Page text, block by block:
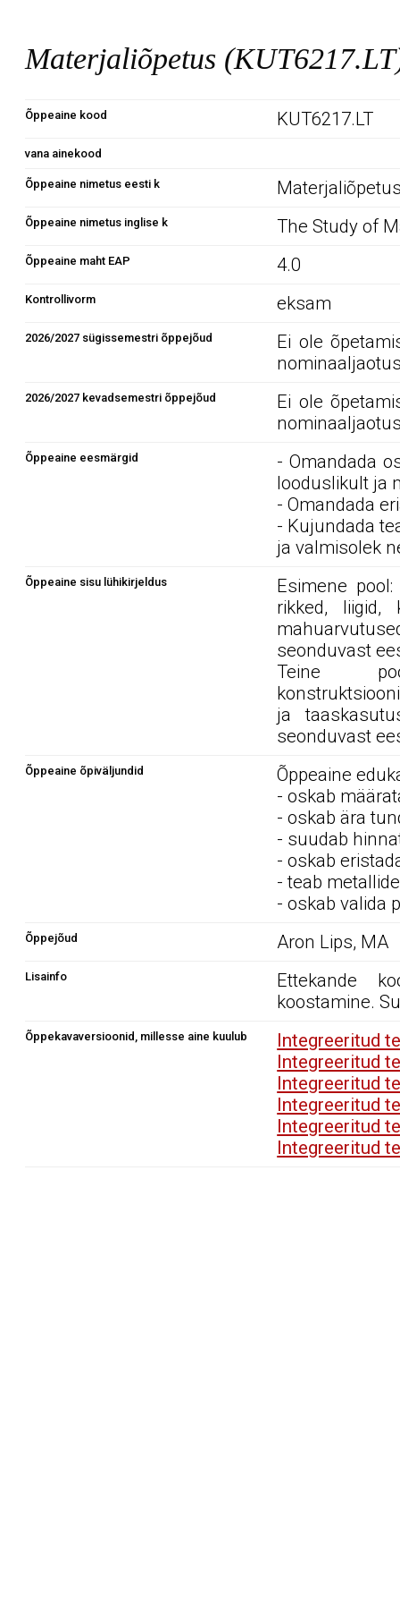
Materjaliõpetus
Õppeaine kood KUT6217.LT
vana ainekood
Õppeaine nimetus eesti k
Õppeaine nimetus inglise k The Study of
Õppeaine maht EAP 4.0
Kontrollivorm eksam
2026/2027 sügissemestri õppejõud
Ei ole
2026/2027 kevadsemestri õppejõud
Ei ole
Õppeaine eesmärgid
- Omandada
looduslikult ja
- Omandada
- Kujundada
ja valmisolek
Õppeaine sisu lühikirjeldus
Esimene
rikked, liigid,
seonduvast
Teine
ja
seonduvast
Õppeaine õpiväljundid
Õppeaine
- oskab
- oskab ära
- suudab
- oskab
- teab
- oskab valida
Õppejõud Aron Lips, MA
Lisainfo
Ettekande
koostamine.
Õppekavaversioonid, millesse aine kuulub
Integreeritud
Integreeritud
Integreeritud
Integreeritud
Integreeritud
Integreeritud